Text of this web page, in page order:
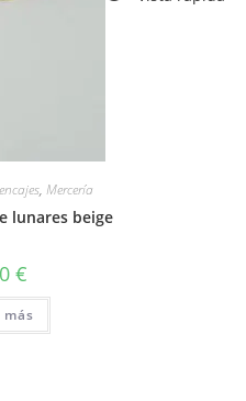
, Mercería
lunares beige
€
más